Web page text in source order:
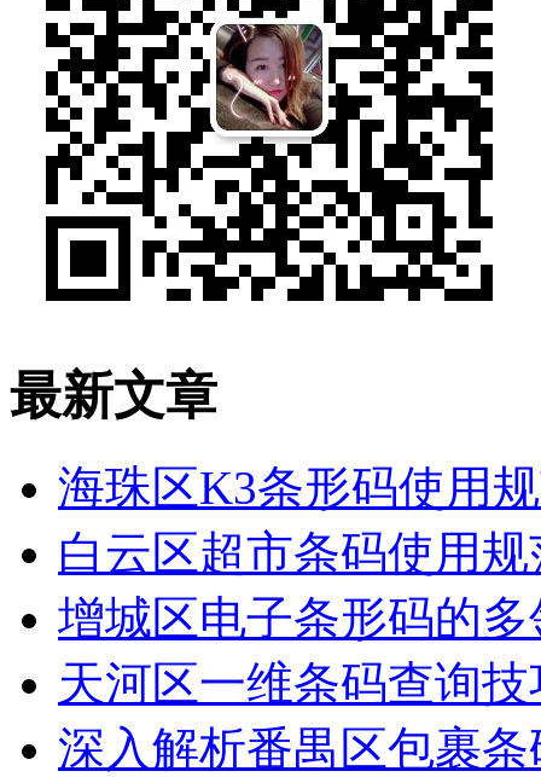
最新文章
海珠区K3条形码使用
白云区超市条码使用
增城区电子条形码的
天河区一维条码查询
深入解析番禺区包裹